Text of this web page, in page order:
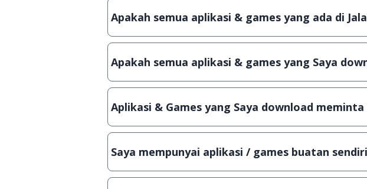
Apakah semua aplikasi & games yang ada di
Ya, JalanTikus hanya membagikan aplikasi & games
Apakah semua aplikasi & games yang Saya
Ya, JalanTikus selalu melakukan scanning dengan 3
Aplikasi & Games yang Saya download
Meskipun dibagikan secara gratis, namun ada
Saya mempunyai aplikasi / games buatan
Tentu saja bisa. Silahkan kirim email ke